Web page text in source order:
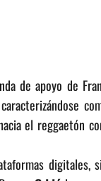
de apoyo de
el reggaetón
digitales,